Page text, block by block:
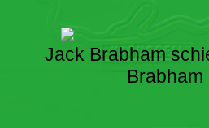
Jack Brabham
Brabham